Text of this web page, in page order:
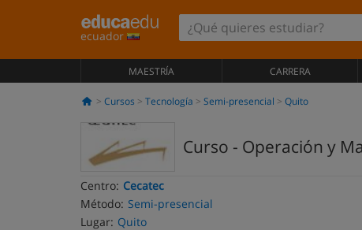
ecuador
MAESTRÍA CARRERA
Cursos Tecnología Semi-presencial Quito
Curso - Operación y
Centro: Cecatec
Método: Semi-presencial
Lugar: Quito